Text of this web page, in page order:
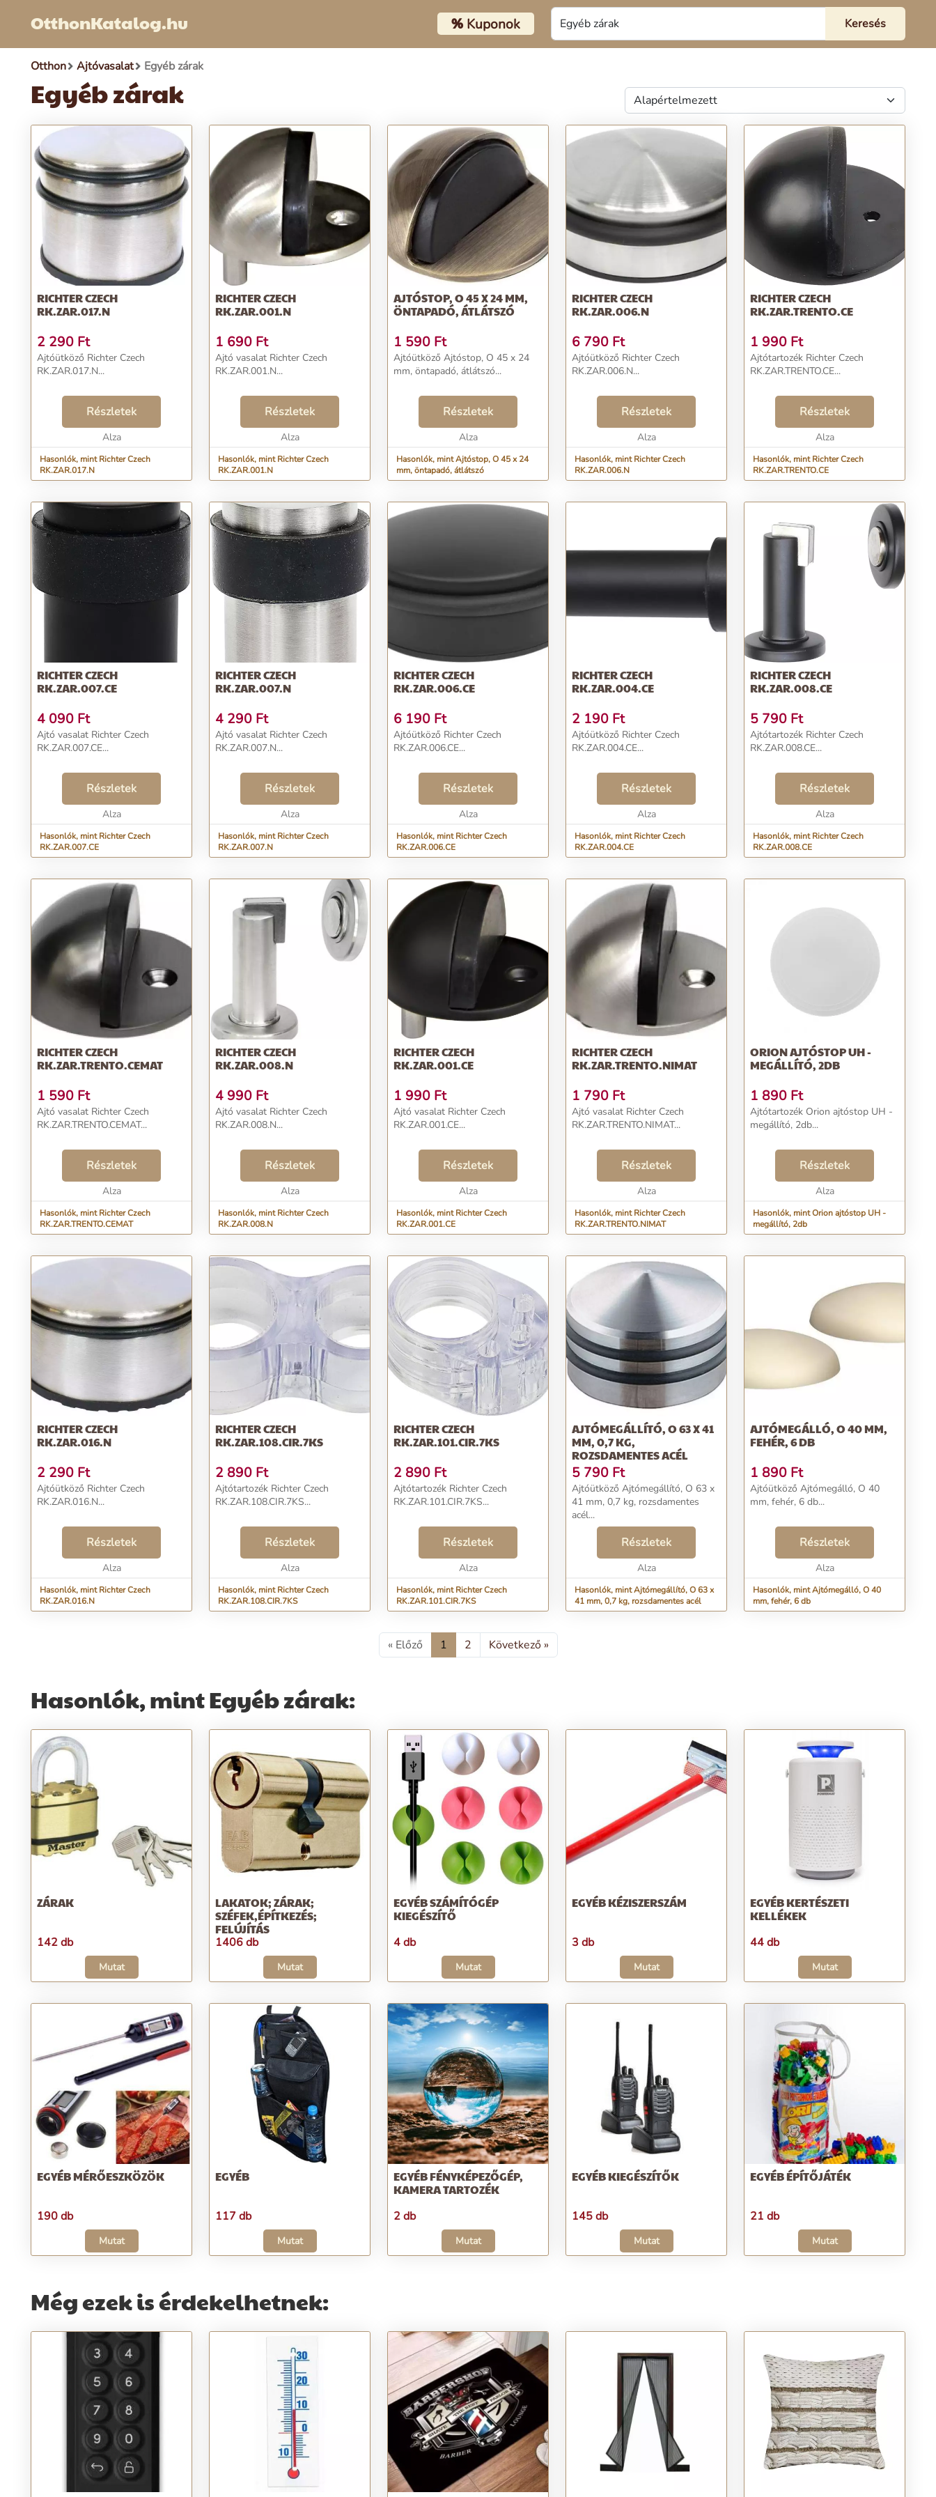
OtthonKatalog.hu %Kuponok
Otthon Ajtóvasalat Egyéb zárak
Egyéb zárak
RICHTER CZECH
RK.ZAR.017.N
2 290 Ft
Ajtóütköző Richter Czech
RK.ZAR.017.N...
Részletek
Alza
Hasonlók, mint Richter Czech
RK.ZAR.017.N
RICHTER CZECH
RK.ZAR.001.N
1 690 Ft
Ajtó vasalat Richter Czech
RK.ZAR.001.N...
Részletek
Alza
Hasonlók, mint Richter Czech
RK.ZAR.001.N
AJTÓSTOP, O 45 X 24 MM,
ÖNTAPADÓ, ÁTLÁTSZÓ
1 590 Ft
Ajtóütköző Ajtóstop, O 45 x 24
mm, öntapadó, átlátszó...
Részletek
Alza
Hasonlók, mint Ajtóstop, O 45 x 24
mm, öntapadó, átlátszó
RICHTER CZECH
RK.ZAR.006.N
6 790 Ft
Ajtóütköző Richter Czech
RK.ZAR.006.N...
Részletek
Alza
Hasonlók, mint Richter Czech
RK.ZAR.006.N
RICHTER CZECH
RK.ZAR.TRENTO.CE
1 990 Ft
Ajtótartozék Richter Czech
RK.ZAR.TRENTO.CE...
Részletek
Alza
Hasonlók, mint Richter Czech
RK.ZAR.TRENTO.CE
RICHTER CZECH
RK.ZAR.007.CE
4 090 Ft
Ajtó vasalat Richter Czech
RK.ZAR.007.CE...
Részletek
Alza
Hasonlók, mint Richter Czech
RK.ZAR.007.CE
RICHTER CZECH
RK.ZAR.007.N
4 290 Ft
Ajtó vasalat Richter Czech
RK.ZAR.007.N...
Részletek
Alza
Hasonlók, mint Richter Czech
RK.ZAR.007.N
RICHTER CZECH
RK.ZAR.006.CE
6 190 Ft
Ajtóütköző Richter Czech
RK.ZAR.006.CE...
Részletek
Alza
Hasonlók, mint Richter Czech
RK.ZAR.006.CE
RICHTER CZECH
RK.ZAR.004.CE
2 190 Ft
Ajtóütköző Richter Czech
RK.ZAR.004.CE...
Részletek
Alza
Hasonlók, mint Richter Czech
RK.ZAR.004.CE
RICHTER CZECH
RK.ZAR.008.CE
5 790 Ft
Ajtótartozék Richter Czech
RK.ZAR.008.CE...
Részletek
Alza
Hasonlók, mint Richter Czech
RK.ZAR.008.CE
RICHTER CZECH
RK.ZAR.TRENTO.CEMAT
1 590 Ft
Ajtó vasalat Richter Czech
RK.ZAR.TRENTO.CEMAT...
Részletek
Alza
Hasonlók, mint Richter Czech
RK.ZAR.TRENTO.CEMAT
RICHTER CZECH
RK.ZAR.008.N
4 990 Ft
Ajtó vasalat Richter Czech
RK.ZAR.008.N...
Részletek
Alza
Hasonlók, mint Richter Czech
RK.ZAR.008.N
RICHTER CZECH
RK.ZAR.001.CE
1 990 Ft
Ajtó vasalat Richter Czech
RK.ZAR.001.CE...
Részletek
Alza
Hasonlók, mint Richter Czech
RK.ZAR.001.CE
RICHTER CZECH
RK.ZAR.TRENTO.NIMAT
1 790 Ft
Ajtó vasalat Richter Czech
RK.ZAR.TRENTO.NIMAT...
Részletek
Alza
Hasonlók, mint Richter Czech
RK.ZAR.TRENTO.NIMAT
ORION AJTÓSTOP UH -
MEGÁLLÍTÓ, 2DB
1 890 Ft
Ajtótartozék Orion ajtóstop UH -
megállító, 2db...
Részletek
Alza
Hasonlók, mint Orion ajtóstop UH -
megállító, 2db
RICHTER CZECH
RK.ZAR.016.N
2 290 Ft
Ajtóütköző Richter Czech
RK.ZAR.016.N...
Részletek
Alza
Hasonlók, mint Richter Czech
RK.ZAR.016.N
RICHTER CZECH
RK.ZAR.108.CIR.7KS
2 890 Ft
Ajtótartozék Richter Czech
RK.ZAR.108.CIR.7KS...
Részletek
Alza
Hasonlók, mint Richter Czech
RK.ZAR.108.CIR.7KS
RICHTER CZECH
RK.ZAR.101.CIR.7KS
2 890 Ft
Ajtótartozék Richter Czech
RK.ZAR.101.CIR.7KS...
Részletek
Alza
Hasonlók, mint Richter Czech
RK.ZAR.101.CIR.7KS
AJTÓMEGÁLLÍTÓ, O 63 X 41
MM, 0,7 KG,
ROZSDAMENTES ACÉL
5 790 Ft
Ajtóütköző Ajtómegállító, O 63 x
41 mm, 0,7 kg, rozsdamentes
acél...
Részletek
Alza
Hasonlók, mint Ajtómegállító, O 63 x
41 mm, 0,7 kg, rozsdamentes acél
AJTÓMEGÁLLÓ, O 40 MM,
FEHÉR, 6 DB
1 890 Ft
Ajtóütköző Ajtómegálló, O 40
mm, fehér, 6 db...
Részletek
Alza
Hasonlók, mint Ajtómegálló, O 40
mm, fehér, 6 db
« Előző 1 2 Következő »
Hasonlók, mint Egyéb zárak:
ZÁRAK
142 db
Mutat
LAKATOK; ZÁRAK;
SZÉFEK,ÉPÍTKEZÉS;
FELÚJÍTÁS
1406 db
Mutat
EGYÉB SZÁMÍTÓGÉP
KIEGÉSZÍTŐ
4 db
Mutat
EGYÉB KÉZISZERSZÁM
3 db
Mutat
EGYÉB KERTÉSZETI
KELLÉKEK
44 db
Mutat
EGYÉB MÉRŐESZKÖZÖK
190 db
Mutat
EGYÉB
117 db
Mutat
EGYÉB FÉNYKÉPEZŐGÉP,
KAMERA TARTOZÉK
2 db
Mutat
EGYÉB KIEGÉSZÍTŐK
145 db
Mutat
EGYÉB ÉPÍTŐJÁTÉK
21 db
Mutat
Még ezek is érdekelhetnek: